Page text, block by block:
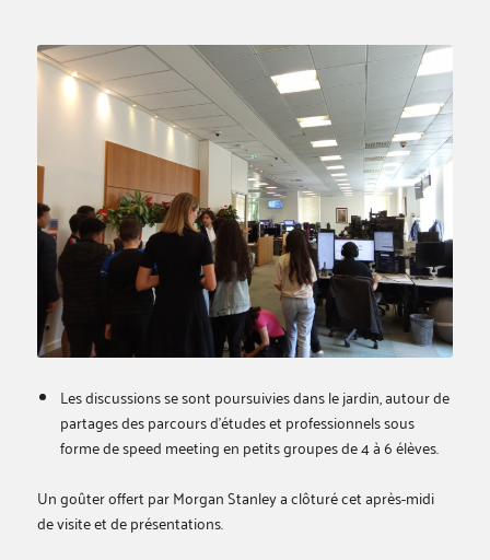
Les discussions se sont poursuivies dans le jardin, autour de
partages des parcours d’études et professionnels sous
forme de speed meeting en petits groupes de 4 à 6 élèves.
Un goûter offert par Morgan Stanley a clôturé cet après-midi
de visite et de présentations.